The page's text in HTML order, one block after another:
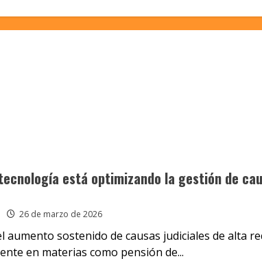
está optimizando la gestión de
26 de marzo de 2026
aumento sostenido de causas judiciales de alta
en materias como pensión de...